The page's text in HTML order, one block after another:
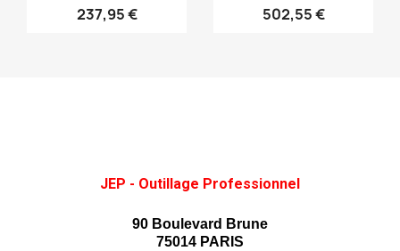
237,95 € 502,55 €
JEP - Outillage Professionnel
90 Boulevard Brune
75014 PARIS